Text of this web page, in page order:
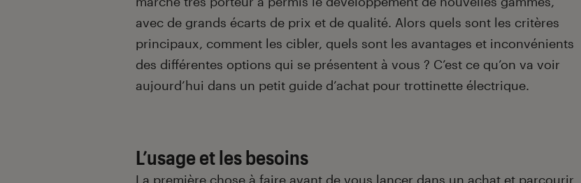
avec de grands écarts de prix et de qualité. Alors quels sont les critères
principaux, comment les cibler, quels sont les avantages et inconvénients
des différentes options qui se présentent à vous ? C’est ce qu’on va voir
aujourd’hui dans un petit guide d’achat pour trottinette électrique.
L’usage et les besoins
La première chose à faire avant de vous lancer dans un achat et parcourir